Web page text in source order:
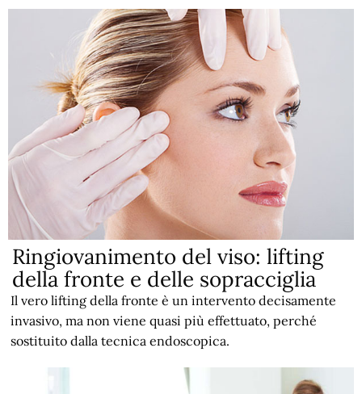
Ringiovanimento del viso: lifting
della fronte e delle sopracciglia
Il vero lifting della fronte è un intervento decisamente
invasivo, ma non viene quasi più effettuato, perché
sostituito dalla tecnica endoscopica.